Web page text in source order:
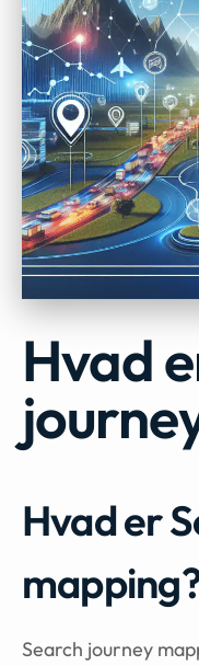
Hvad
Hvad er
Search journey